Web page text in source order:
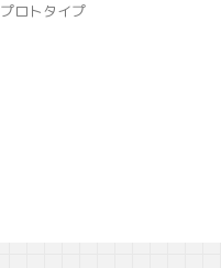
プロトタイプ